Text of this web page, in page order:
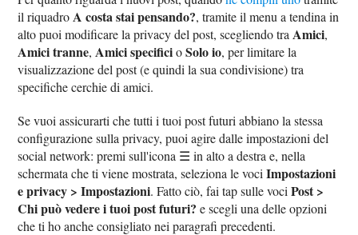
il riquadro A costa stai pensando?, tramite il menu a tendina in
alto puoi modificare la privacy del post, scegliendo tra Amici,
Amici tranne, Amici specificioSolo io, per limitare la
visualizzazione del post (e quindi la sua condivisione) tra
specifiche cerchie di amici.
Se vuoi assicurarti che tutti i tuoi post futuri abbiano la stessa
configurazione sulla privacy, puoi agire dalle impostazioni del
social network: premi sull'icona ☰ in alto a destra e, nella
schermata che ti viene mostrata, seleziona le vociImpostazioni
e privacy > Impostazioni. Fatto ciò, fai tap sulle vociPost >
Chi può vedere i tuoi post futuri? e scegli una delle opzioni
che ti ho anche consigliato nei paragrafi precedenti.